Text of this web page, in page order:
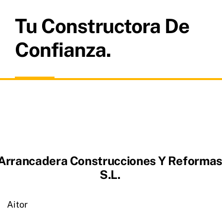
Tu Constructora De
Confianza.
Construcciones Y Reformas
S.L.
Aitor